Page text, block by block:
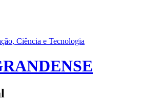
Ciência e Tecnologia